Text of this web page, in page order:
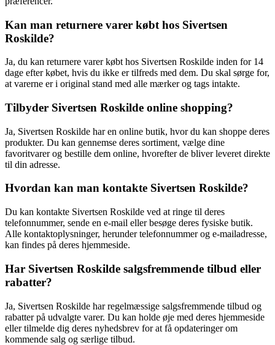
Kan man returnere varer købt hos Sivertsen
Roskilde?
Ja, du kan returnere varer købt hos Sivertsen Roskilde inden for 14
dage efter købet, hvis du ikke er tilfreds med dem. Du skal sørge for,
at varerne er i original stand med alle mærker og tags intakte.
Tilbyder Sivertsen Roskilde online shopping?
Ja, Sivertsen Roskilde har en online butik, hvor du kan shoppe deres
produkter. Du kan gennemse deres sortiment, vælge dine
favoritvarer og bestille dem online, hvorefter de bliver leveret direkte
til din adresse.
Hvordan kan man kontakte Sivertsen Roskilde?
Du kan kontakte Sivertsen Roskilde ved at ringe til deres
telefonnummer, sende en e-mail eller besøge deres fysiske butik.
Alle kontaktoplysninger, herunder telefonnummer og e-mailadresse,
kan findes på deres hjemmeside.
Har Sivertsen Roskilde salgsfremmende tilbud eller
rabatter?
Ja, Sivertsen Roskilde har regelmæssige salgsfremmende tilbud og
rabatter på udvalgte varer. Du kan holde øje med deres hjemmeside
eller tilmelde dig deres nyhedsbrev for at få opdateringer om
kommende salg og særlige tilbud.